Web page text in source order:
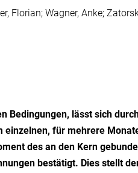
Florian; Wagner, Anke;
Bedingungen, lässt sich
einzelnen, für mehrere
des an den Kern
bestätigt. Dies stellt